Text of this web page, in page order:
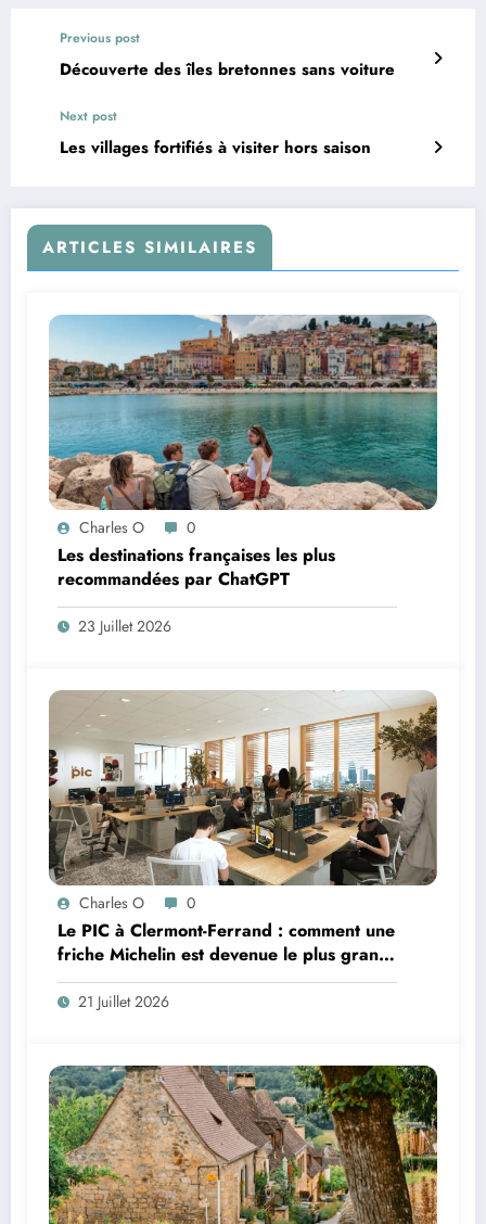
Previous post
Découverte des îles bretonnes sans voiture
Next post
Les villages fortifiés à visiter hors saison
ARTICLES SIMILAIRES
Charles O 0
Les destinations françaises les plus
recommandées par ChatGPT
23 Juillet 2026
Charles O 0
Le PIC à Clermont-Ferrand : comment une
friche Michelin est devenue le plus grand
coworking de France ?
21 Juillet 2026